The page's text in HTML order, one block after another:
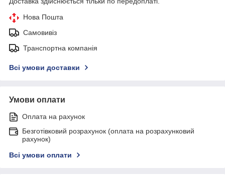
Нова Пошта
Самовивіз
Транспортна компанія
Всі умови доставки
Умови оплати
Оплата на рахунок
Безготівковий розрахунок (оплата на розрахунковий
рахунок)
Всі умови оплати